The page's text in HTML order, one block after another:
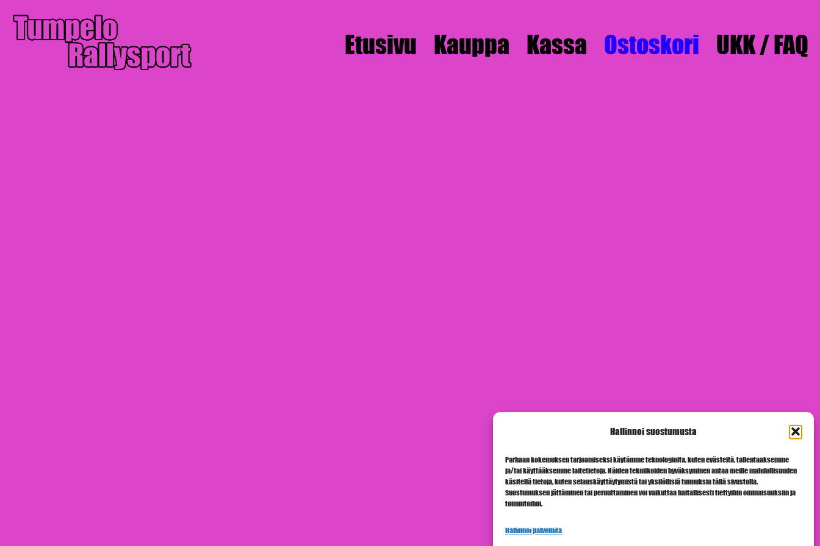
Hallinnoi suostumusta
Parhaan kokemuksen tarjoamiseksi käytämme teknologioita, kuten evästeitä, tallentaaksemme
ja/tai käyttääksemme laitetietoja. Näiden tekniikoiden hyväksyminen antaa meille mahdollisuuden
käsitellä tietoja, kuten selauskäyttäytymistä tai yksilöllisiä tunnuksia tällä sivustolla.
Suostumuksen jättäminen tai peruuttaminen voi vaikuttaa haitallisesti tiettyihin ominaisuuksiin ja
toimintoihin.
Hallinnoi palveluita
Siirry
Etusivu Kauppa Kassa Ostoskori UKK / FAQ